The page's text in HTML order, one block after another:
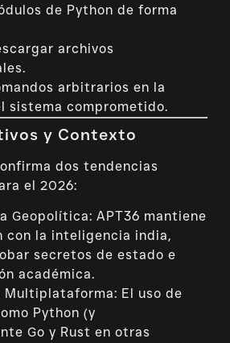
de Python de forma
archivos
arbitrarios en la
sistema comprometido.
y Contexto
dos tendencias
el 2026:
Geopolítica: APT36 mantiene
con la inteligencia india,
secretos de estado e
académica.
Multiplataforma: El uso de
Python (y
Go y Rust en otras